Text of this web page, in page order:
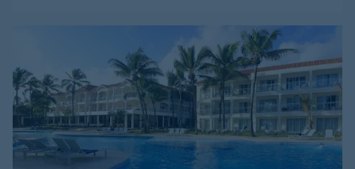
by
Wyndham